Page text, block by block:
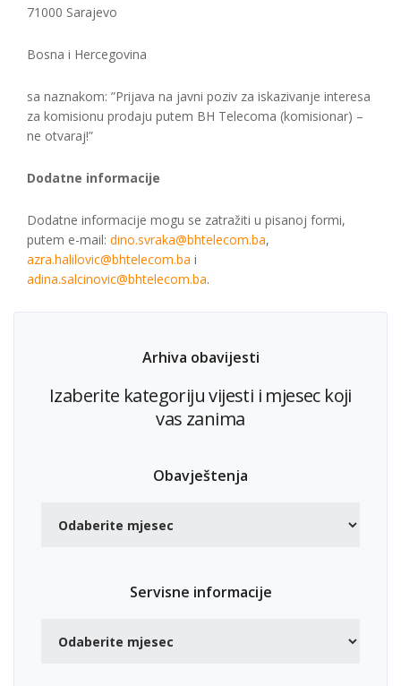
71000 Sarajevo
Bosna i Hercegovina
sa naznakom: ”Prijava na javni poziv za iskazivanje interesa
za komisionu prodaju putem BH Telecoma (komisionar) –
ne otvaraj!”
Dodatne informacije
Dodatne informacije mogu se zatražiti u pisanoj formi,
putem e-mail: dino.svraka@bhtelecom.ba,
azra.halilovic@bhtelecom.ba i
adina.salcinovic@bhtelecom.ba.
Arhiva obavijesti
Izaberite kategoriju vijesti i mjesec koji
vas zanima
Obavještenja
Servisne informacije